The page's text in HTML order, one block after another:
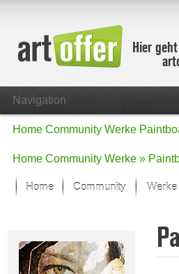
Hier
Navigation
Home Community Werke
Home Community Werke »
Home Community Werke
Der
Alle